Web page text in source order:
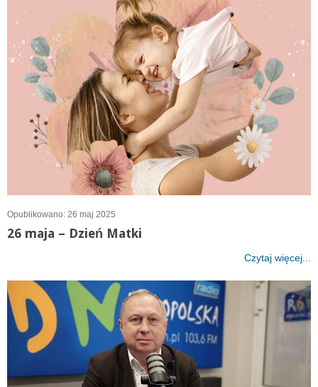
Opublikowano: 26 maj 2025
26 maja – Dzień Matki
Czytaj więcej...